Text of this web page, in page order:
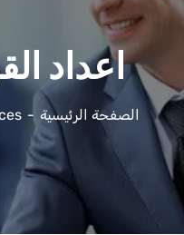
اعداد
الصفحة الرئيسية